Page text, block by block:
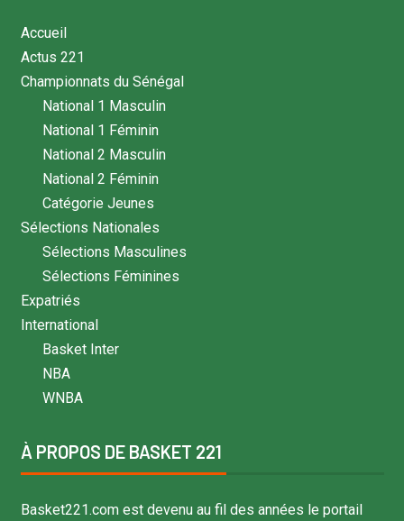
Accueil
Actus 221
Championnats du Sénégal
National 1 Masculin
National 1 Féminin
National 2 Masculin
National 2 Féminin
Catégorie Jeunes
Sélections Nationales
Sélections Masculines
Sélections Féminines
Expatriés
International
Basket Inter
NBA
WNBA
À PROPOS DE BASKET 221
Basket221.com est devenu au fil des années le portail